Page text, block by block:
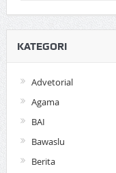
KATEGORI
Advetorial
Agama
BAI
Bawaslu
Berita